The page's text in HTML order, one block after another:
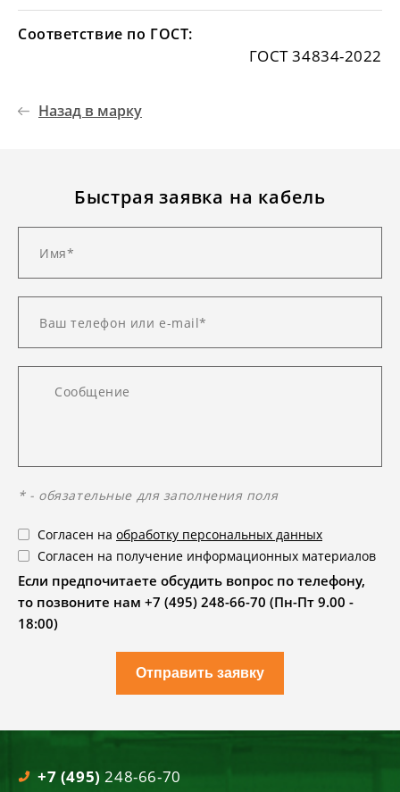
Соответствие по ГОСТ:
ГОСТ 34834-2022
Назад в марку
Быстрая заявка на кабель
* - обязательные для заполнения поля
Согласен на обработку персональных данных
Согласен на получение информационных материалов
Если предпочитаете обсудить вопрос по телефону,
то позвоните нам +7 (495) 248-66-70 (Пн-Пт 9.00 -
18:00)
Отправить заявку
+7 (495) 248-66-70